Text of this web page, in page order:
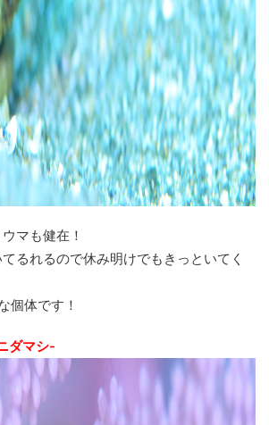
マも健在！
るれるので休み明けでもきっといてく
個体です！
ダマシ-